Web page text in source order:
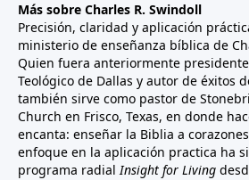
Más sobre Charles R. Swindoll
Precisión, claridad y aplicación
ministerio de enseñanza bíblica de
Quien fuera anteriormente
Teológico de Dallas y autor de éxitos
también sirve como pastor de
Church en Frisco, Texas, en donde
encanta: enseñar la Biblia a
enfoque en la aplicación practica ha
programa radialInsight for Living